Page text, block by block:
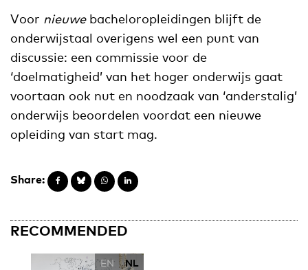
Voor nieuwe bacheloropleidingen blijft de
onderwijstaal overigens wel een punt van
discussie: een commissie voor de
‘doelmatigheid’ van het hoger onderwijs gaat
voortaan ook nut en noodzaak van ‘anderstalig’
onderwijs beoordelen voordat een nieuwe
opleiding van start mag.
Share:
RECOMMENDED
EN NL